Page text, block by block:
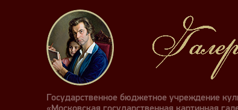
Государственное бюджетное учреждение
«Московская государственная картинная